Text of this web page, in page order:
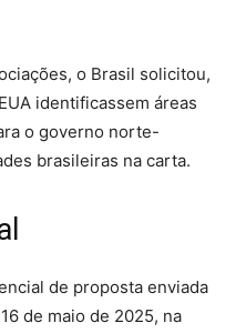
o Brasil solicitou,
identificassem áreas
o governo norte-
brasileiras na carta.
de proposta enviada
de maio de 2025, na